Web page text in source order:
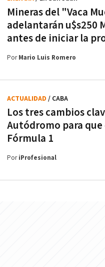
Mineras del "Vaca
adelantarán u$s250
antes de iniciar la
PorMario Luis Romero
Los tres cambios
Autódromo para
Fórmula 1
ACTUALIDAD / CABA
PoriProfesional